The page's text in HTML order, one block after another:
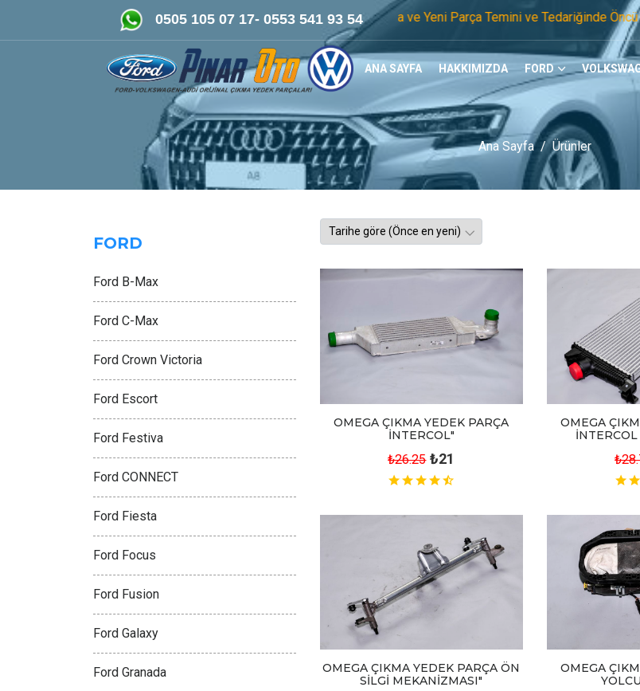
0505 105 07 17- 0553 541 93 54
FORD-VOLKSWAGEN- AUDİ Orijinal Çıkma ve Yeni Parça Temini ve Tedariğinde Öncü Firmayız. Tel:
ANA SAYFA HAKKIMIZDA FORD
Ana Sayfa Ürünler
OMEGA ÇIKMA YEDEK PARÇA
İNTERCOL"
₺26.25 ₺21
OMEGA
OMEGA ÇIKMA YEDEK PARÇA ÖN
SİLGİ MEKANİZMASI"
OMEGA
FORD
Ford B-Max
Ford C-Max
Ford Crown Victoria
Ford Escort
Ford Festiva
Ford CONNECT
Ford Fiesta
Ford Focus
Ford Fusion
Ford Galaxy
Ford Granada